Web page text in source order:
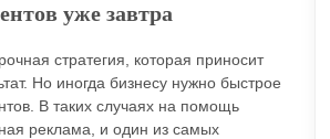
уже завтра
стратегия, которая приносит
Но иногда бизнесу нужно быстрое
В таких случаях на помощь
реклама, и один из самых